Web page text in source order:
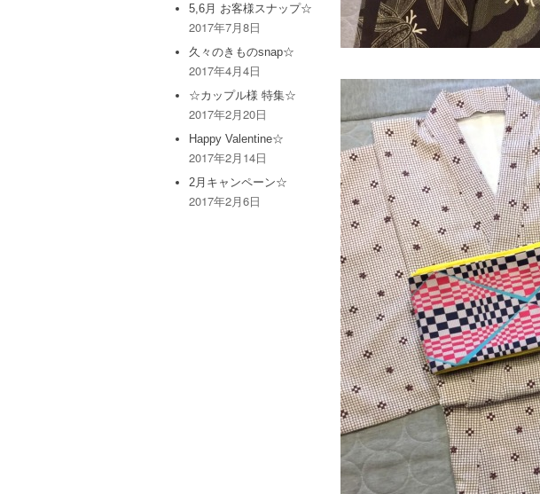
5,6月 お客様スナップ☆
2017年7月8日
久々のきものsnap☆
2017年4月4日
☆カップル様 特集☆
2017年2月20日
Happy Valentine☆
2017年2月14日
2月キャンペーン☆
2017年2月6日